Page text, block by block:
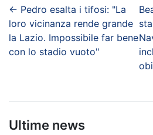
← Pedro esalta i tifosi: "La
loro vicinanza rende grande
la Lazio. Impossibile far bene
con lo stadio vuoto"
Ultime news